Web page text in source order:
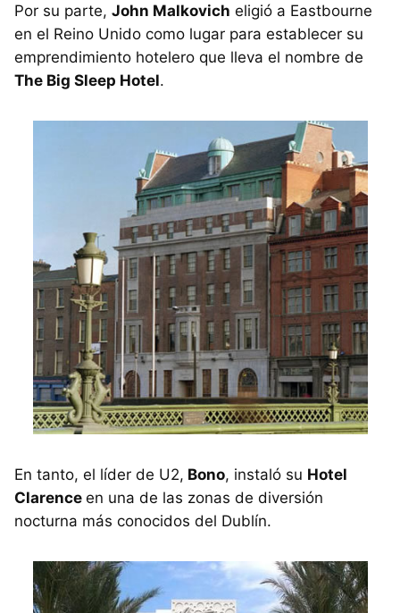
Por su parte, John Malkovich eligió a Eastbourne
en el Reino Unido como lugar para establecer su
emprendimiento hotelero que lleva el nombre de
The Big Sleep Hotel.
En tanto, el líder de U2, Bono, instaló su Hotel
Clarence en una de las zonas de diversión
nocturna más conocidos del Dublín.